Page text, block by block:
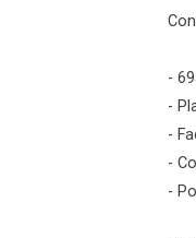
-
-
-
-
-